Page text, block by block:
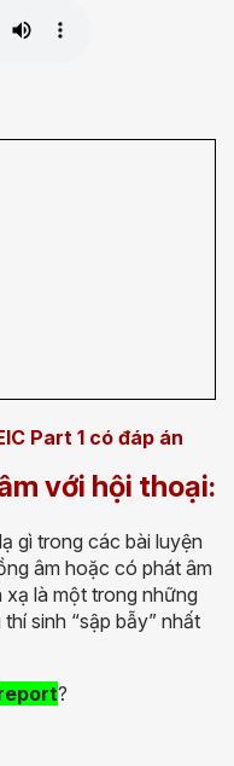
Part 1 có đáp án
với hội thoại:
gì trong các bài luyện
âm hoặc có phát âm
là một trong những
sinh “sập bẫy” nhất
?